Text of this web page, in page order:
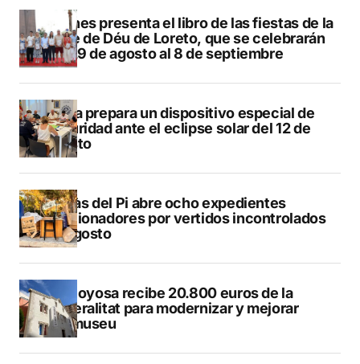
Duanes presenta el libro de las fiestas de la
Mare de Déu de Loreto, que se celebrarán
del 29 de agosto al 8 de septiembre
Xàbia prepara un dispositivo especial de
seguridad ante el eclipse solar del 12 de
agosto
L’Alfàs del Pi abre ocho expedientes
sancionadores por vertidos incontrolados
en agosto
Villajoyosa recibe 20.800 euros de la
Generalitat para modernizar y mejorar
Vilamuseu